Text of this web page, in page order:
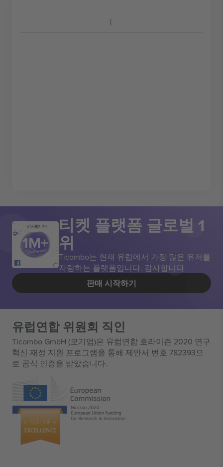
감사합니다 티켓 플랫폼 글로벌 1
위
Ticombo는 현재 유럽에서 가장 많은 유저를
자랑하는 플랫폼입니다. 감사합니다
판매 시작하기
유럽연합 위원회 직인
Ticombo GmbH (모기업)은 유럽연합 호라이즌 2020 연구
혁신 재정 지원 프로그램을 통해 제안서 번호 782393으
로 공식 인증을 받았습니다.